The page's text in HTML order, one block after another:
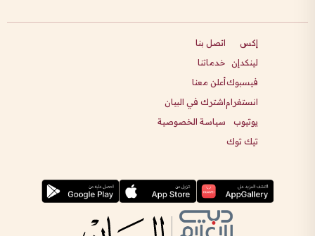
إكس
لينكدإن
فيسبوك
انستغرام
يوتيوب
تيك توك
اتصل بنا
خدماتنا
أعلن معنا
اشترك في البيان
سياسة الخصوصية